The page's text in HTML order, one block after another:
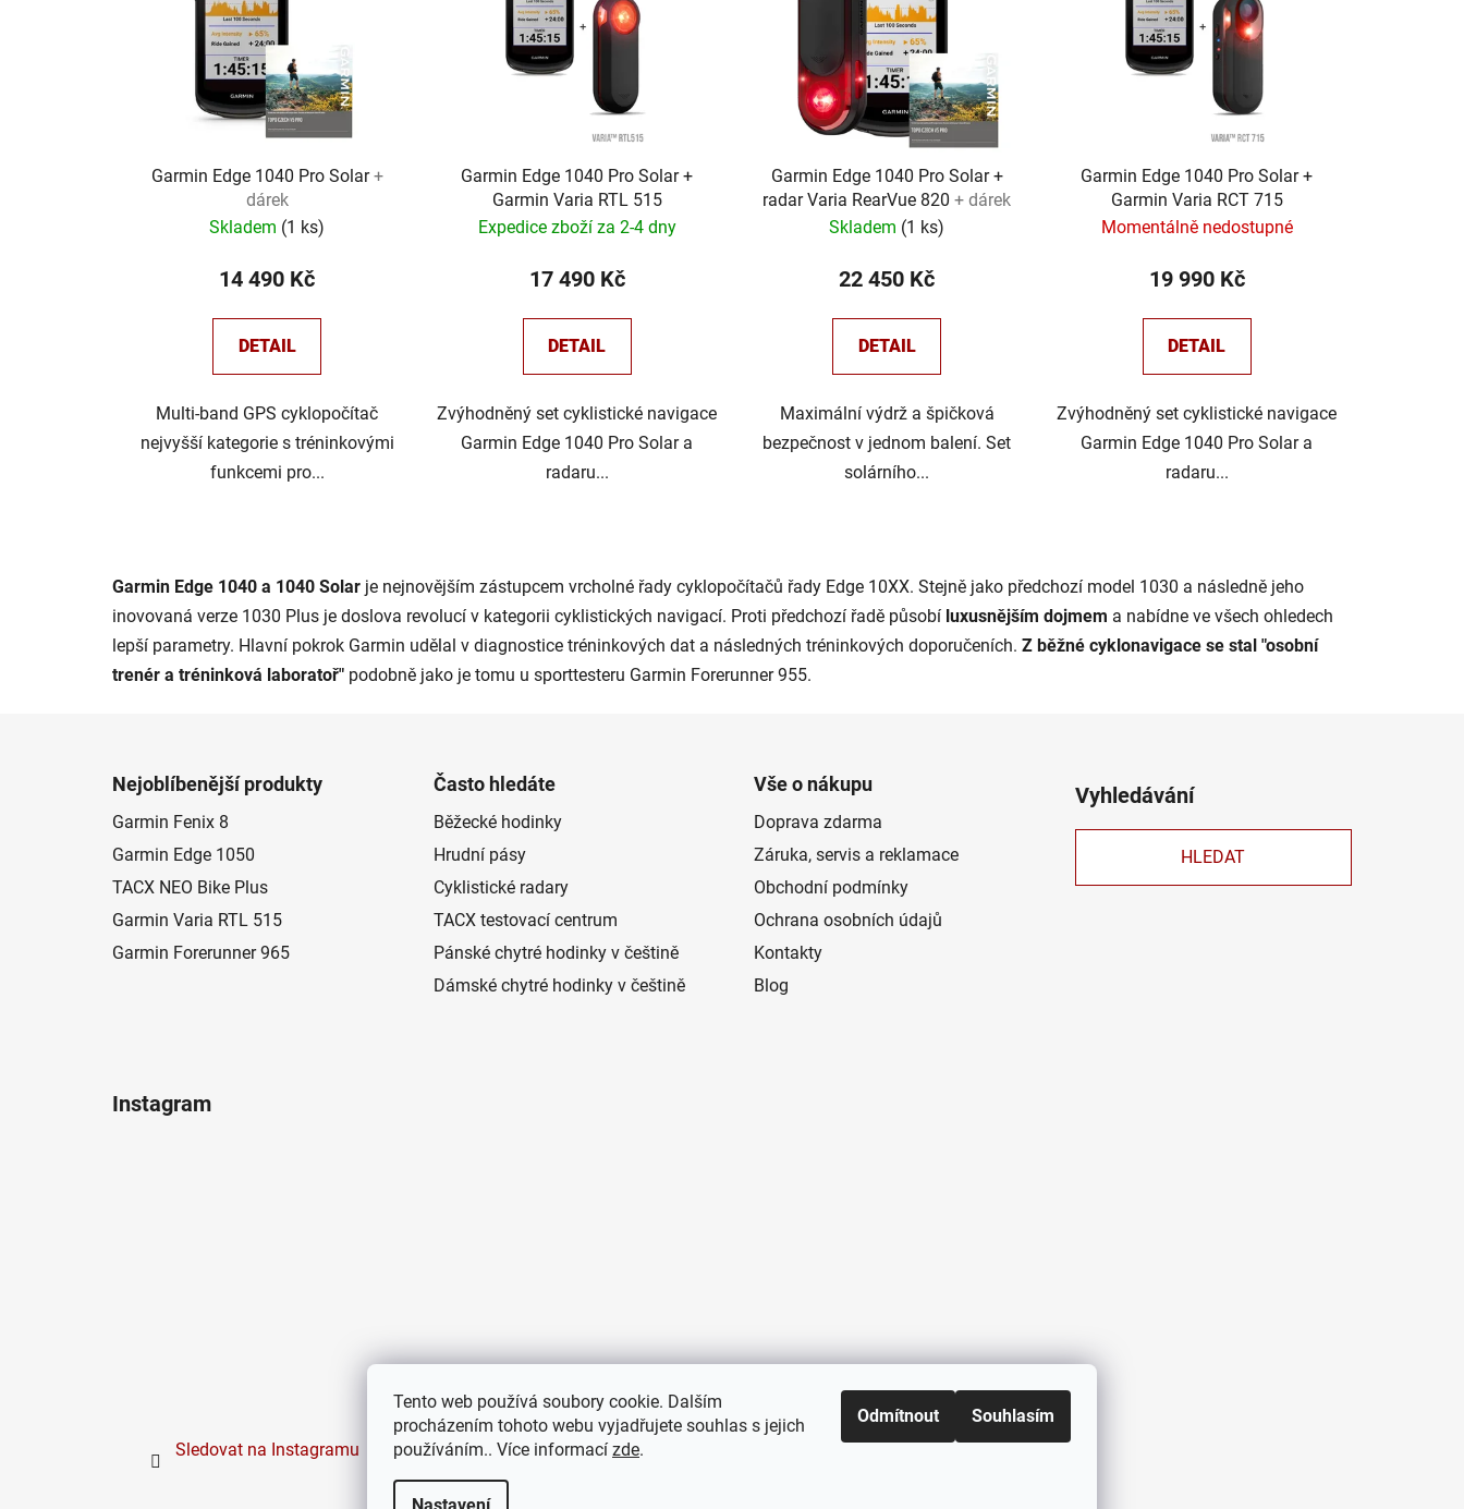
Tento web používá soubory cookie. Dalším
procházením tohoto webu vyjadřujete souhlas s jejich
používáním.. Více informací zde.
Odmítnout Souhlasím
Garmin Edge 1040 Pro Solar+
dárek
Skladem (1 ks)
14 490 Kč
DETAIL
Multi-band GPS cyklopočítač
nejvyšší kategorie s tréninkovými
funkcemi pro...
Garmin Edge 1040 Pro Solar +
Garmin Varia RTL 515
Expedice zboží za 2-4 dny
17 490 Kč
DETAIL
Zvýhodněný set cyklistické navigace
Garmin Edge 1040 Pro Solar a
radaru...
Garmin Edge 1040 Pro Solar +
radar Varia RearVue 820+ dárek
Skladem (1 ks)
22 450 Kč
DETAIL
Maximální výdrž a špičková
bezpečnost v jednom balení. Set
solárního...
Garmin Edge 1040 Pro Solar +
Garmin Varia RCT 715
Momentálně nedostupné
19 990 Kč
DETAIL
Zvýhodněný set cyklistické navigace
Garmin Edge 1040 Pro Solar a
radaru...
l
á
d
a
c
Garmin Edge 1040 a 1040 Solar je nejnovějším zástupcem vrcholné řady cyklopočítačů řady Edge 10XX. Stejně jako předchozí model 1030 a následně jeho
inovovaná verze 1030 Plus je doslova revolucí v kategorii cyklistických navigací. Proti předchozí řadě působí luxusnějším dojmem a nabídne ve všech ohledech
lepší parametry. Hlavní pokrok Garmin udělal v diagnostice tréninkových dat a následných tréninkových doporučeních. Z běžné cyklonavigace se stal "osobní
trenér a tréninková laboratoř" podobně jako je tomu u sporttesteru Garmin Forerunner 955.
Nejoblíbenější produkty
Garmin Fenix 8
Garmin Edge 1050
TACX NEO Bike Plus
Garmin Varia RTL 515
Garmin Forerunner 965
Často hledáte
Běžecké hodinky
Hrudní pásy
Cyklistické radary
TACX testovací centrum
Pánské chytré hodinky v češtině
Dámské chytré hodinky v češtině
Vše o nákupu
Doprava zdarma
Záruka, servis a reklamace
Obchodní podmínky
Ochrana osobních údajů
Kontakty
Blog
Vyhledávání
HLEDAT
Instagram
Sledovat na Instagramu